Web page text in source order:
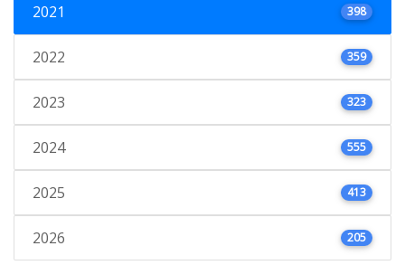
2021 398
2022 359
2023 323
2024 555
2025 413
2026 205